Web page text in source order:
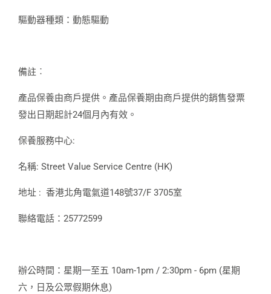
驅動器種類：動態驅動
備註︰
產品保養由商戶提供。產品保養期由商戶提供的銷售發票
發出日期起計24個月內有效。
保養服務中心:
名稱: Street Value Service Centre (HK)
地址 : 香港北角電氣道148號37/F 3705室
聯絡電話：25772599
辦公時間：星期一至五 10am-1pm / 2:30pm - 6pm (星期
六，日及公眾假期休息)